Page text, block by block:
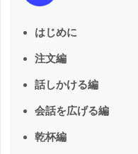
はじめに
注文編
話しかける編
会話を広げる編
乾杯編